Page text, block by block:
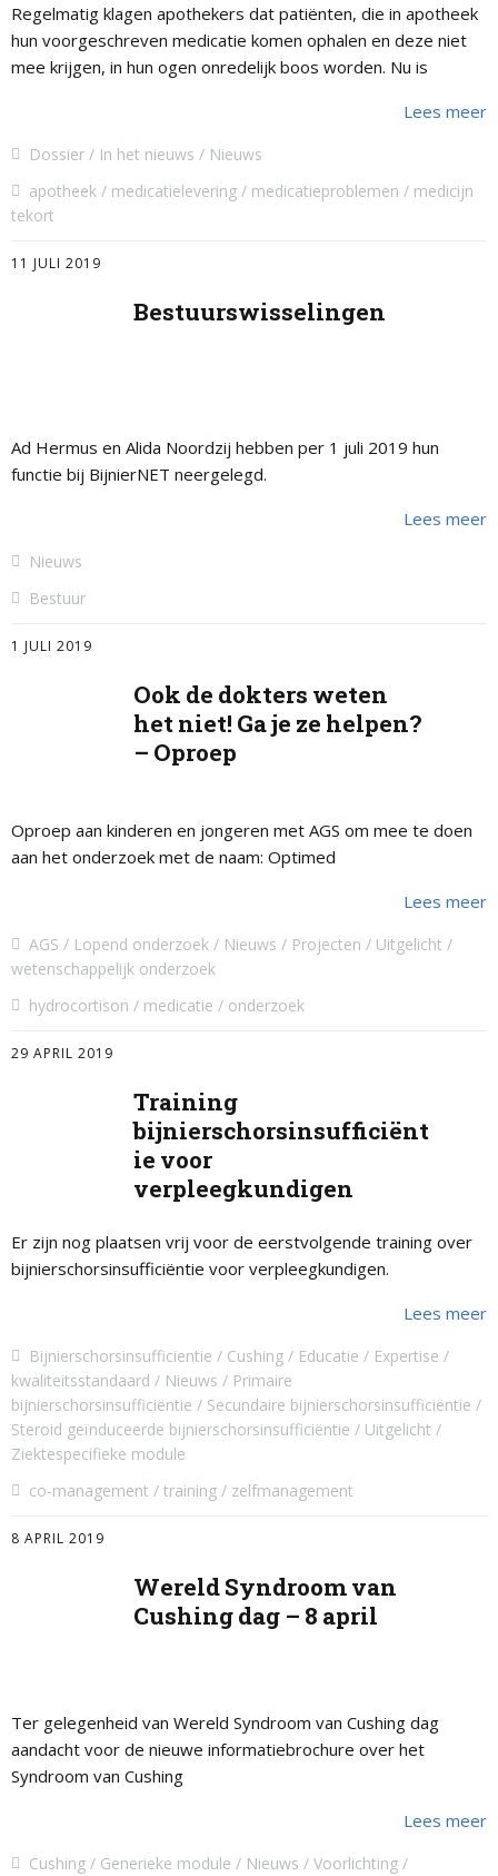
Regelmatig klagen apothekers dat patiënten, die in apotheek
hun voorgeschreven medicatie komen ophalen en deze niet
mee krijgen, in hun ogen onredelijk boos worden. Nu is
Lees meer
Dossier In het nieuws
Nieuws
apotheek
medicatielevering medicatieproblemen
medicijn
tekort
11 JULI 2019
Bestuurswisselingen
Ad Hermus en Alida Noordzij hebben per 1 juli 2019 hun
functie bij BijnierNET neergelegd.
Lees meer
Nieuws
Bestuur
1 JULI 2019
Ook de dokters weten
het niet! Ga je ze helpen?
– Oproep
Oproep aan kinderen en jongeren met AGS om mee te doen
aan het onderzoek met de naam: Optimed
Lees meer
AGS Lopend onderzoek Nieuws Projecten
Uitgelicht
wetenschappelijk onderzoek
hydrocortison
medicatie onderzoek
29 APRIL 2019
Training
bijnierschorsinsufficiënt
ie voor
verpleegkundigen
Er zijn nog plaatsen vrij voor de eerstvolgende training over
bijnierschorsinsufficiëntie voor verpleegkundigen.
Lees meer
Bijnierschorsinsufficientie Cushing Educatie
Expertise
kwaliteitsstandaard
Nieuws
Primaire
bijnierschorsinsufficiëntie
Secundaire bijnierschorsinsufficiëntie
Steroid geïnduceerde bijnierschorsinsufficiëntie
Uitgelicht
Ziektespecifieke module
co-management
training zelfmanagement
8 APRIL 2019
Wereld Syndroom van
Cushing dag – 8 april
Ter gelegenheid van Wereld Syndroom van Cushing dag
aandacht voor de nieuwe informatiebrochure over het
Syndroom van Cushing
Lees meer
Cushing Generieke module Nieuws
Voorlichting